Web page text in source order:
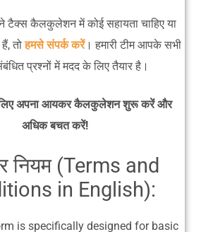
कैलकुलेशन में कोई सहायता चाहिए या
तोहमसे संपर्क करें। हमारी टीम आपके सभी
प्रश्नों में मदद के लिए तैयार है।
अपना आयकर कैलकुलेशन शुरू करें और
अधिक बचत करें!
नियम (Terms and
in English):
is specifically designed for basic